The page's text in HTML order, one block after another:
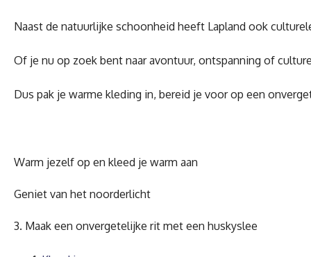
Naast de natuurlijke schoonheid heeft Lapland ook
Of je nu op zoek bent naar avontuur, ontspanning of
Dus pak je warme kleding in, bereid je voor op een
Warm jezelf op en kleed je warm aan
Geniet van het noorderlicht
3. Maak een onvergetelijke rit met een huskyslee